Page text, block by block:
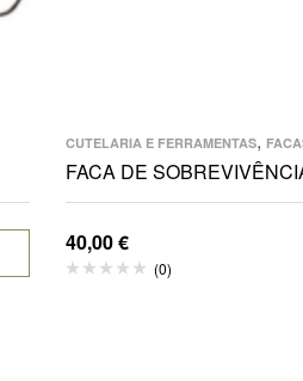
CUTELARIA E FERRAMENTAS,
FACA DE
40,00€
(0)